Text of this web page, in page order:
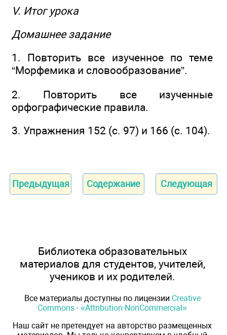
V. Итог урока
Домашнее задание
1. Повторить все изученное по теме
“Морфемика и словообразование”.
2. Повторить все изученные
орфографические правила.
3. Упражнения 152 (с. 97) и 166 (с. 104).
Предыдущая Содержание Следующая
Библиотека образовательных
материалов для студентов, учителей,
учеников и их родителей.
Все материалы доступны по лицензии Creative
Commons - «Attribution-NonCommercial»
Наш сайт не претендует на авторство размещенных